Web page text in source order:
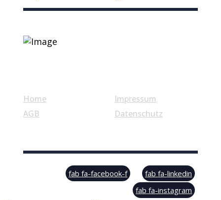
Home
AGB
Impressum
Datenschutz
© Swiss Label, All rights reserved
fab fa-facebook-f
fab fa-linkedin
fab fa-instagram